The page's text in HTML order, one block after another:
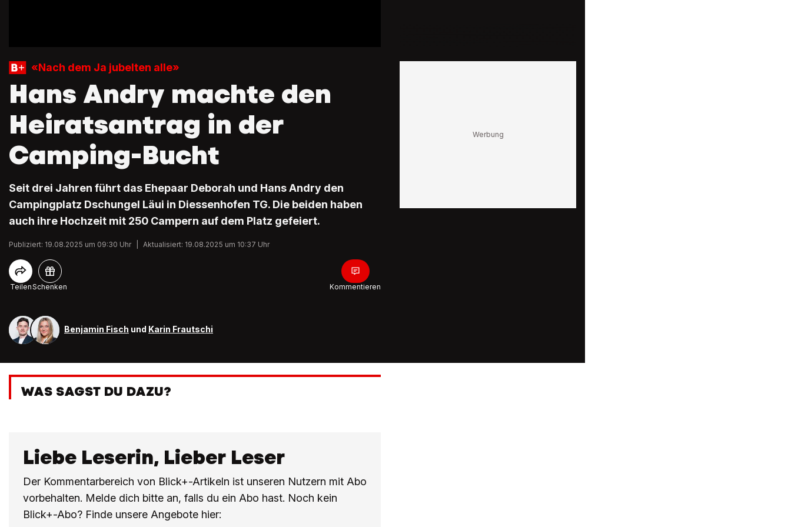
«Nach dem Ja jubelten alle»
Hans Andry machte den
Heiratsantrag in der
Camping-Bucht
Seit drei Jahren führt das Ehepaar Deborah und Hans Andry den
Campingplatz Dschungel Läui in Diessenhofen TG. Die beiden haben
auch ihre Hochzeit mit 250 Campern auf dem Platz gefeiert.
Publiziert: 19.08.2025 um 09:30 Uhr Aktualisiert: 19.08.2025 um 10:37 Uhr
TeilenSchenken Kommentieren
Benjamin Fisch und Karin Frautschi
WAS SAGST DU DAZU?
Liebe Leserin, Lieber Leser
Der Kommentarbereich von Blick+-Artikeln ist unseren Nutzern mit Abo
vorbehalten. Melde dich bitte an, falls du ein Abo hast. Noch kein
Blick+-Abo? Finde unsere Angebote hier: